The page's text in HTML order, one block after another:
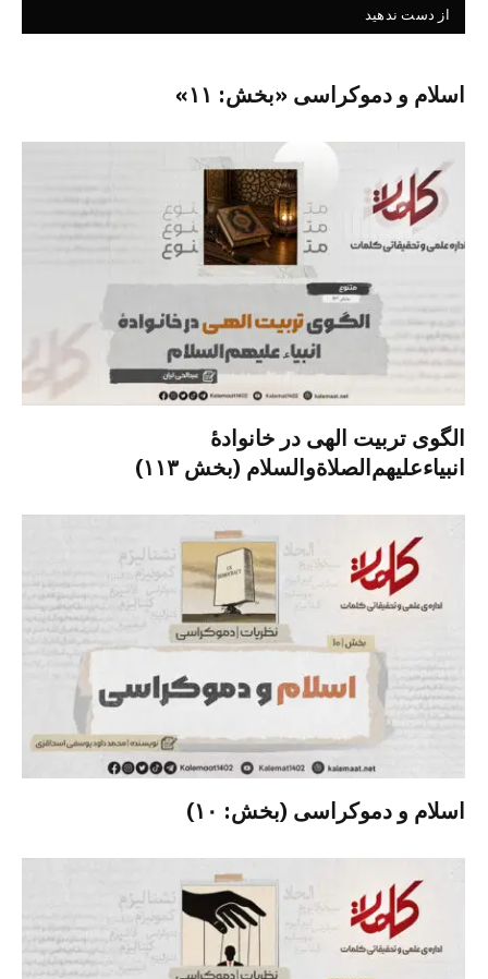
از دست ندهید
اسلام و دموکراسی «بخش: ۱۱»
الگوی تربیت الهی در خانوادۀ
انبیاءعلیهم‌الصلاةو‌السلام (بخش ۱۱۳)
اسلام و دموکراسی (بخش: ۱۰)